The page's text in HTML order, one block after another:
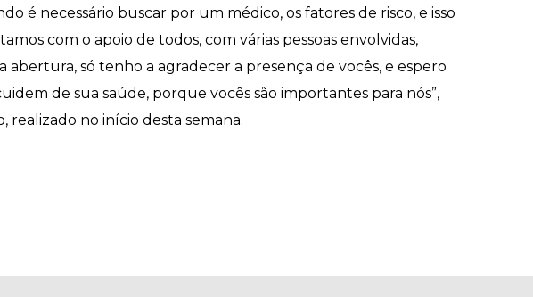
é necessário buscar por um médico, os fatores de risco, e isso
com o apoio de todos, com várias pessoas envolvidas,
só tenho a agradecer a presença de vocês, e espero
de sua saúde, porque vocês são importantes para nós”,
no início desta semana.